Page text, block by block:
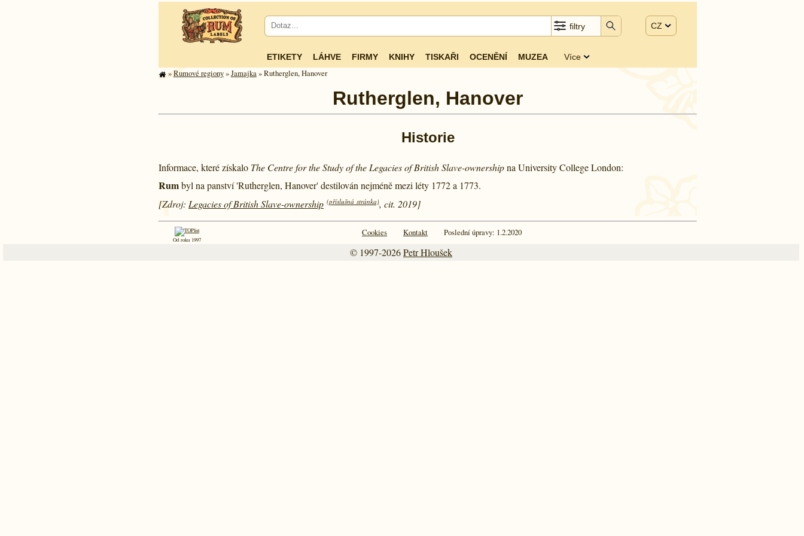
filtry CZ
ETIKETY LÁHVE FIRMY KNIHY TISKAŘI OCENĚNÍ MUZEA Více
»Rumové regiony»Jamajka» Rutherglen, Hanover
Rutherglen, Hanover
Historie
Informace, které získalo The Centre for the Study of the Legacies of British Slave-ownershipna University College London:
Rumbyl na panství 'Rutherglen, Hanover' destilován nejméně mezi léty 1772 a 1773.
[Zdroj: Legacies of British Slave-ownership (příslušná stránka), cit. 2019]
Od roku 1997
Cookies Kontakt Poslední úpravy: 1.2.2020
© 1997-2026Petr Hloušek